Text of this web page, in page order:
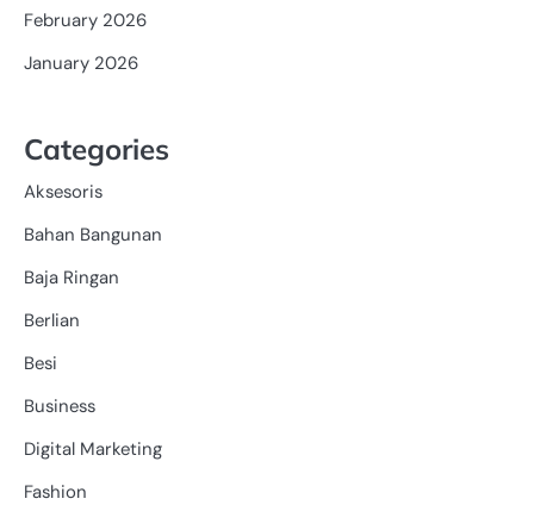
February 2026
January 2026
Categories
Aksesoris
Bahan Bangunan
Baja Ringan
Berlian
Besi
Business
Digital Marketing
Fashion